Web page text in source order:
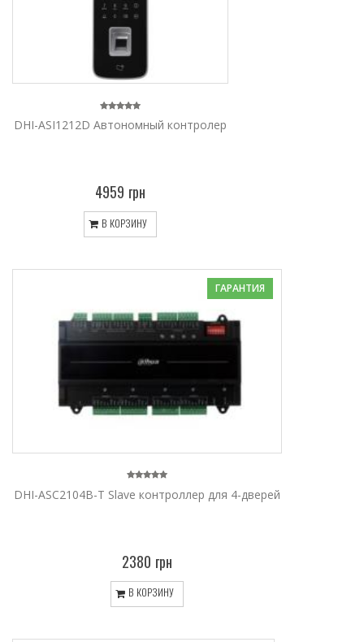
DHI-ASI1212D Автономный контролер
4959 грн
В КОРЗИНУ
ГАРАНТИЯ
DHI-ASC2104B-T Slave контроллер для 4-дверей
2380 грн
В КОРЗИНУ